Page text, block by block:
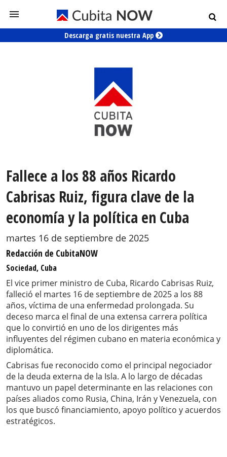
Descarga gratis nuestra App
Fallece a los 88 años Ricardo
Cabrisas Ruiz, figura clave de la
economía y la política en Cuba
martes 16 de septiembre de 2025
Redacción de CubitaNOW
Sociedad, Cuba
El vice primer ministro de Cuba, Ricardo Cabrisas Ruiz,
falleció el martes 16 de septiembre de 2025 a los 88
años, víctima de una enfermedad prolongada. Su
deceso marca el final de una extensa carrera política
que lo convirtió en uno de los dirigentes más
influyentes del régimen cubano en materia económica y
diplomática.
Cabrisas fue reconocido como el principal negociador
de la deuda externa de la Isla. A lo largo de décadas
mantuvo un papel determinante en las relaciones con
países aliados como Rusia, China, Irán y Venezuela, con
los que buscó financiamiento, apoyo político y acuerdos
estratégicos.